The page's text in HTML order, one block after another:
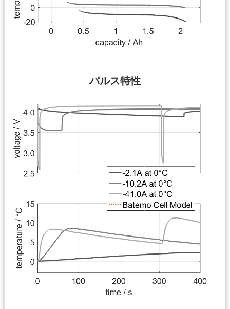
パルス特性